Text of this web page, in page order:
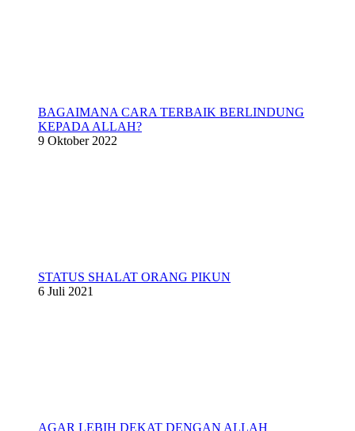
BAGAIMANA CARA TERBAIK BERLINDUNG
KEPADA ALLAH?
9 Oktober 2022
STATUS SHALAT ORANG PIKUN
6 Juli 2021
AGAR LEBIH DEKAT DENGAN ALLAH